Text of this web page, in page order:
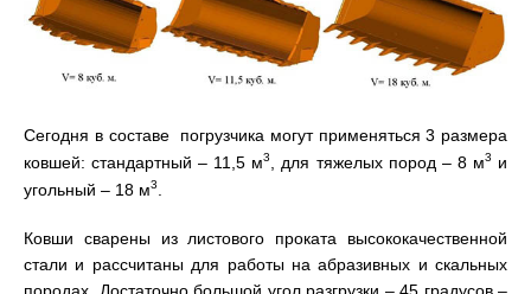
Сегодня в составе погрузчика могут применяться 3 размера
ковшей: стандартный – 11,5 м3 , для тяжелых пород – 8 м3
и
угольный – 18 м3
Ковши сварены из листового проката высококачественной
стали и рассчитаны для работы на абразивных и скальных